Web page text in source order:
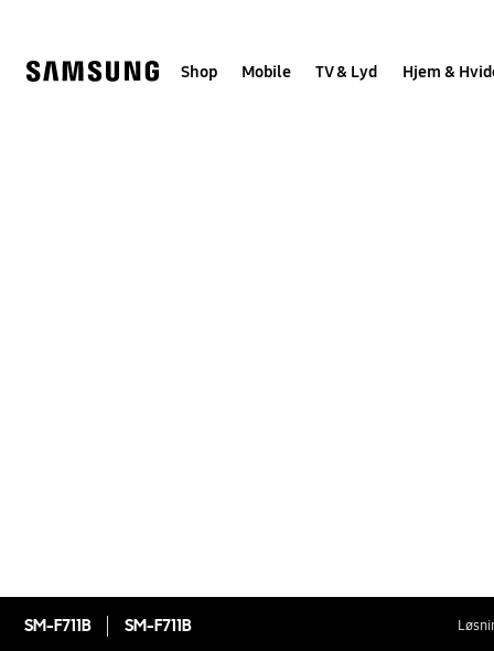
Shop Mobile TV & Lyd Hjem &
SM-F711B SM-F711B